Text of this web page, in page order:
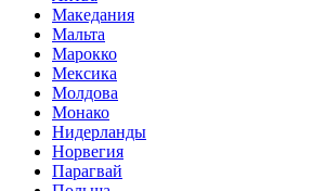
Македания
Мальта
Марокко
Мексика
Молдова
Монако
Нидерланды
Норвегия
Парагвай